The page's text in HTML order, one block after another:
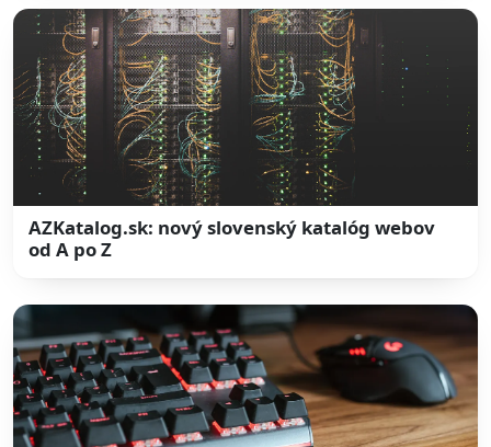
AZKatalog.sk: nový slovenský katalóg webov
od A po Z